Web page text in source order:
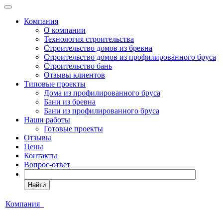
Компания
О компании
Технология строительства
Строительство домов из бревна
Строительство домов из профилированного бруса
Строительство бань
Отзывы клиентов
Типовые проекты
Дома из профилированного бруса
Бани из бревна
Бани из профилированного бруса
Наши работы
Готовые проекты
Отзывы
Цены
Контакты
Вопрос-ответ
Найти
Компания